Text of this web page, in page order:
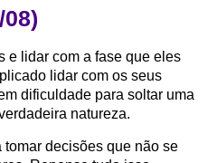
e lidar com a fase que eles
lidar com os seus
dificuldade para soltar uma
natureza.
decisões que não se